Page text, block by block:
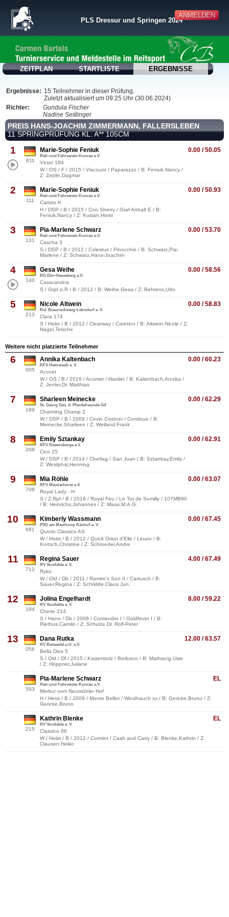
ANMELDEN
PLS Dressur und Springen 2024
ZEITPLAN STARTLISTE ERGEBNISSE
Ergebnisse: 15 Teilnehmer in dieser Prüfung.
Zuletzt aktualisiert um 09:25 Uhr (30.06.2024)
Richter:
Gundula Fischer
Nadine Seitlinger
PREIS HANS-JOACHIM ZIMMERMANN, FALLERSLEBEN
11 SPRINGPRÜFUNG KL. A** 105CM
1
811
0.00 / 50.05
Marie-Sophie Feniuk
Reit-und Fahrverein Kunrau e.V.
Victor 184
W / OS / F / 2015 / Viscount / Paparazzo / B: Feniuk,Nancy /
Z: Zeplin,Dagmar
2
111
0.00 / 50.93
Marie-Sophie Feniuk
Reit-und Fahrverein Kunrau e.V.
Caristo K
H / DSP / B / 2015 / Con Sherry / Graf Anhalt E / B:
Feniuk,Nancy / Z: Kusian,Horst
3
131
0.00 / 53.70
Pia-Marlene Schwarz
Reit-und Fahrverein Kunrau e.V.
Cascha 3
S / DSP / B / 2012 / Colestus / Pinocchio / B: Schwarz,Pia-
Marlene / Z: Schwarz,Hans-Joachim
4
140
0.00 / 58.56
Gesa Weihe
RG Elm-Heeseberg e.V.
Casscantina
S / Grpf.o.R / B / 2012 / B: Weihe,Gesa / Z: Behrens,Udo
5
213
0.00 / 58.83
Nicole Altwein
Rcl. Braunschweig-Lehndorf e. V.
Clara 174
S / Holst / B / 2012 / Clearway / Caretino / B: Altwein,Nicole / Z:
Nagel,Telsche
Weitere nicht platzierte Teilnehmer
6
005
0.00 / 60.23
Annika Kaltenbach
RFV Helmstedt e. V.
Acovet
W / OS / B / 2016 / Acomet / Hamlet / B: Kaltenbach,Annika /
Z: Jenter,Dr. Matthias
7
189
0.00 / 62.29
Sharleen Meinecke
St. Georg Ges. d. Pferdefreunde Gif
Charming Champ 2
W / DSP / B / 2009 / Cevin Costner / Continue / B:
Meinecke,Sharleen / Z: Weiland,Frank
8
208
0.00 / 62.91
Emily Sztankay
RFV Ravensberge e.V.
Cico 25
W / DSP / B / 2014 / Chetlag / San Juan / B: Sztankay,Emily /
Z: Westphal,Henning
9
708
0.00 / 63.07
Mia Röhle
RFV Miesterhorst e.V.
Royal Lady - H
S / Z.Rpf / B / 2016 / Royal Feu / Le Tot de Semilly / 107MB90
/ B: Heinrichs,Johannes / Z: Maas,M.A.G.
10
681
0.00 / 67.45
Kimberly Wassmann
PSG am Masthoop Kästorf e. V.
Quorio Classico AS
W / Holst / B / 2012 / Quick Orion d'Elle / Linaro / B:
Kortsch,Christine / Z: Schroeder,Andre
11
712
4.00 / 67.49
Regina Sauer
RV Vorsfelde e. V.
Ryko
W / Old / Db / 2011 / Ramiro's Son II / Cartusch / B:
Sauer,Regina / Z: Schridde,Claus Jun.
12
194
8.00 / 59.22
Jolina Engelhardt
RV Vorsfelde e. V.
Cherie 214
S / Hann / Db / 2008 / Contendro I / Goldfever I / B:
Riethus,Carolin / Z: Schulze,Dr. Rolf-Peter
13
056
12.00 / 63.57
Dana Rutka
RV Barwedel u.U. e.V.
Bella Diva 5
S / Old / Df / 2015 / Kaiserstolz / Berlusco / B: Mathiscig,Uwe
/ Z: Höppner,Juliane
593
EL
Pia-Marlene Schwarz
Reit-und Fahrverein Kunrau e.V.
Merkur vom Neumühler Hof
H / Hess / B / 2009 / Monte Bellini / Windhauch xx / B: Gericke,Bruno / Z:
Gericke,Bruno
215
EL
Kathrin Blenke
RV Vorsfelde e. V.
Classico 66
W / Holst / B / 2012 / Cormint / Cash and Carry / B: Blenke,Kathrin / Z:
Clausen,Heiko